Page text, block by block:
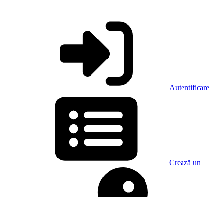
Autentificare
Crează un